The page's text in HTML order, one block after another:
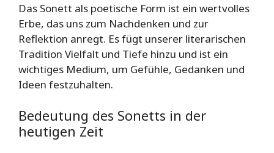
Das Sonett als poetische Form ist ein wertvolles
Erbe, das uns zum Nachdenken und zur
Reflektion anregt. Es fügt unserer literarischen
Tradition Vielfalt und Tiefe hinzu und ist ein
wichtiges Medium, um Gefühle, Gedanken und
Ideen festzuhalten.
Bedeutung des Sonetts in der
heutigen Zeit